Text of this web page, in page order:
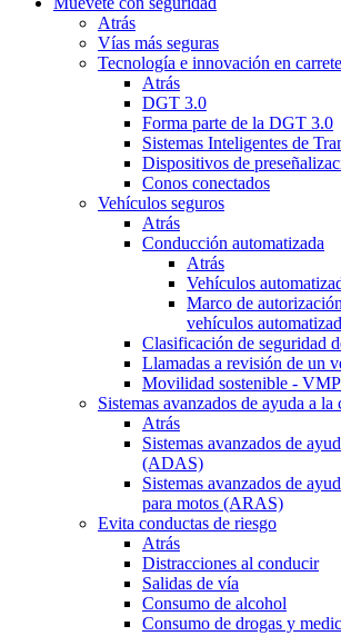
Atrás
Vías más seguras
Tecnología e innovación en
Atrás
DGT 3.0
Forma parte de la DGT 3.0
Sistemas Inteligentes de
Dispositivos de
Conos conectados
Vehículos seguros
Atrás
Conducción automatizada
Atrás
Vehículos
Marco de
vehículos
Clasificación de seguridad
Llamadas a revisión de un
Movilidad sostenible -
Sistemas avanzados de ayuda a la
Atrás
Sistemas avanzados de
(ADAS)
Sistemas avanzados de
para motos (ARAS)
Evita conductas de riesgo
Atrás
Distracciones al conducir
Salidas de vía
Consumo de alcohol
Consumo de drogas y